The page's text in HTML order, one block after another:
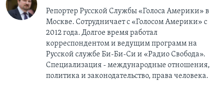
Репортер Русской Службы «Голоса Америки» в
Москве. Сотрудничает с «Голосом Америки» с
2012 года. Долгое время работал
корреспондентом и ведущим программ на
Русской службе Би-Би-Си и «Радио Свобода».
Специализация - международные отношения,
политика и законодательство, права человека.